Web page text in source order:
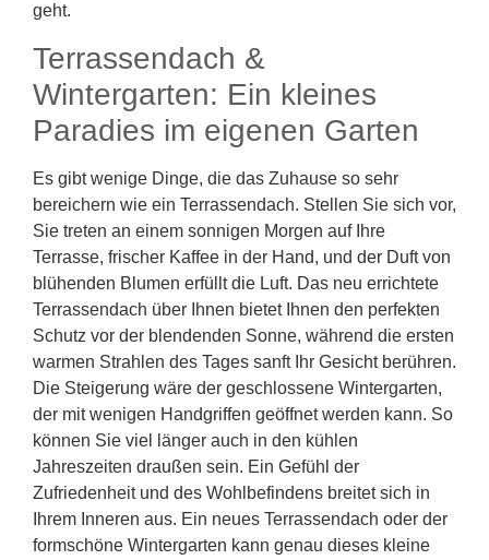
geht.
Terrassendach &
Wintergarten: Ein kleines
Paradies im eigenen Garten
Es gibt wenige Dinge, die das Zuhause so sehr
bereichern wie ein Terrassendach. Stellen Sie sich vor,
Sie treten an einem sonnigen Morgen auf Ihre
Terrasse, frischer Kaffee in der Hand, und der Duft von
blühenden Blumen erfüllt die Luft. Das neu errichtete
Terrassendach über Ihnen bietet Ihnen den perfekten
Schutz vor der blendenden Sonne, während die ersten
warmen Strahlen des Tages sanft Ihr Gesicht berühren.
Die Steigerung wäre der geschlossene Wintergarten,
der mit wenigen Handgriffen geöffnet werden kann. So
können Sie viel länger auch in den kühlen
Jahreszeiten draußen sein. Ein Gefühl der
Zufriedenheit und des Wohlbefindens breitet sich in
Ihrem Inneren aus. Ein neues Terrassendach oder der
formschöne Wintergarten kann genau dieses kleine